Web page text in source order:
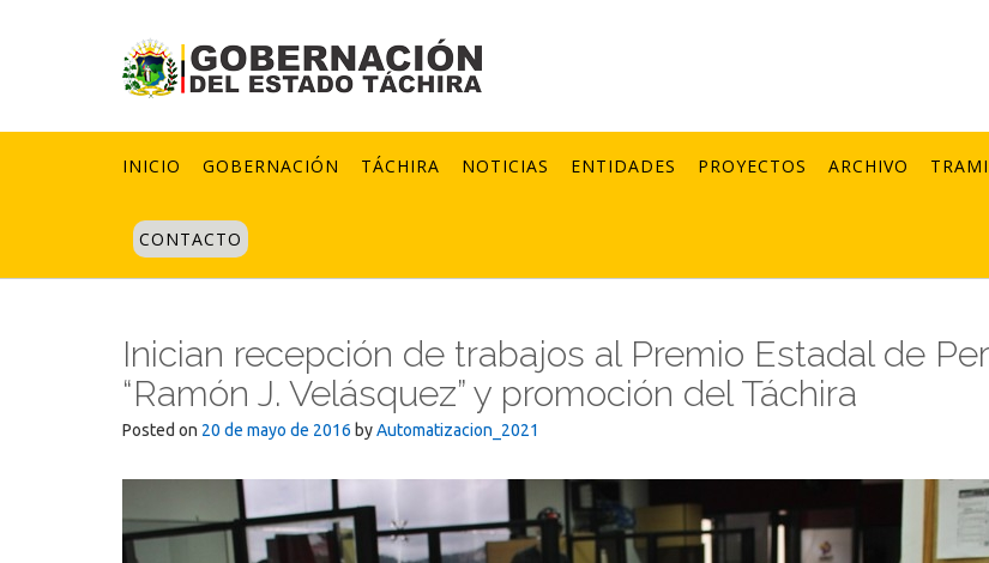
INICIO GOBERNACIÓN TÁCHIRA NOTICIAS ENTIDADES PROYECTOS ARCHIVO
CONTACTO
Inician recepción de trabajos al Premio Estadal de
“Ramón J. Velásquez” y promoción del Táchira
Posted on 20 de mayo de 2016 byAutomatizacion_2021